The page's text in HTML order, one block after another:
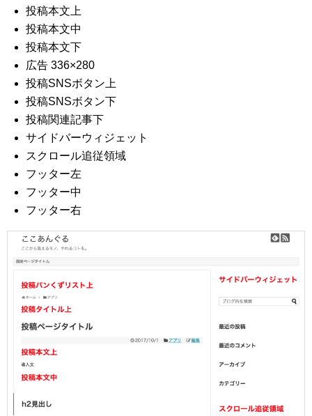
投稿本文上
投稿本文中
投稿本文下
広告 336×280
投稿SNSボタン上
投稿SNSボタン下
投稿関連記事下
サイドバーウィジェット
スクロール追従領域
フッター左
フッター中
フッター右